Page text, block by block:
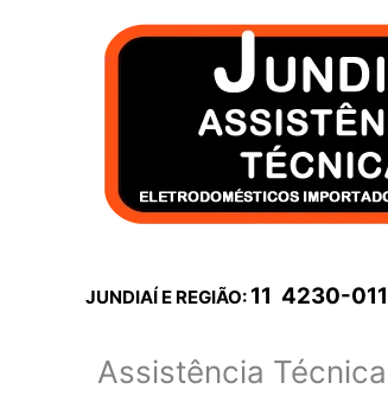
JUNDIAÍ E REGIÃO: 11 4230-
Assistência